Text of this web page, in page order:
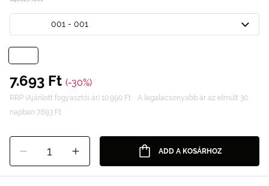
001 - 001
7.693 Ft (-30%)
RRP (Ajánlott fogyasztói ár) 10.990 Ft
A legalacsonyabb ár az elmúlt 30
napban 7.693 Ft
1 ADD A KOSÁRHOZ